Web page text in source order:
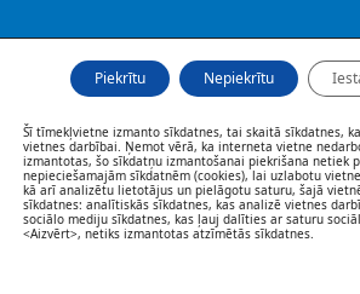
FILIĀLES
AKTUALITĀTES
PACIENTIEM
VAKANCES
CENRĀDIS
PAR MUMS
KONTAKTI
Šī tīmekļvietne izmanto sīkdatnes, tai skaitā sīkdatnes,
vietnes darbībai. Ņemot vērā, ka interneta vietne
izmantotas, šo sīkdatņu izmantošanai piekrišana netiek
nepieciešamajām sīkdatnēm (cookies), lai uzlabotu
kā arī analizētu lietotājus un pielāgotu saturu, šajā
sīkdatnes: analītiskās sīkdatnes, kas analizē vietnes
sociālo mediju sīkdatnes, kas ļauj dalīties ar saturu
<Aizvērt>, netiks izmantotas atzīmētās sīkdatnes.
Piekrītu Nepiekrītu